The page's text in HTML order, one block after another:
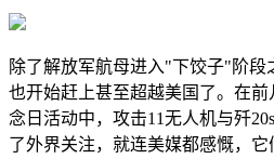
除了解放军航母进入"下饺子"阶段
也开始赶上甚至超越美国了。在
念日活动中，攻击11无人机与歼
了外界关注，就连美媒都感慨，